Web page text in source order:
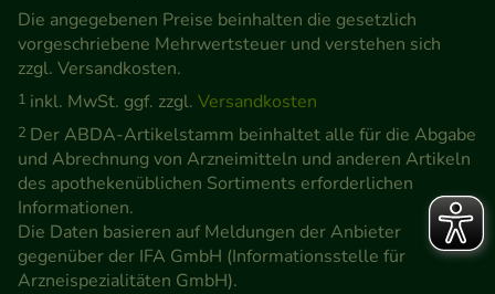
Die angegebenen Preise beinhalten die gesetzlich
vorgeschriebene Mehrwertsteuer und verstehen sich
zzgl. Versandkosten.
1 inkl. MwSt. ggf. zzgl. Versandkosten
2 Der ABDA-Artikelstamm beinhaltet alle für die Abgabe
und Abrechnung von Arzneimitteln und anderen Artikeln
des apothekenüblichen Sortiments erforderlichen
Informationen.
Die Daten basieren auf Meldungen der Anbieter
gegenüber der IFA GmbH (Informationsstelle für
Arzneispezialitäten GmbH).